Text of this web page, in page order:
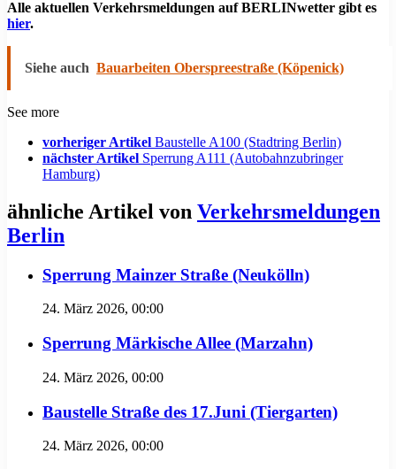
Alle aktuellen Verkehrsmeldungen auf BERLINwetter gibt es
hier.
Siehe auch Bauarbeiten Oberspreestraße (Köpenick)
See more
vorheriger Artikel Baustelle A100 (Stadtring Berlin)
nächster Artikel Sperrung A111 (Autobahnzubringer
Hamburg)
ähnliche Artikel von Verkehrsmeldungen
Berlin
Sperrung Mainzer Straße (Neukölln)
24. März 2026, 00:00
Sperrung Märkische Allee (Marzahn)
24. März 2026, 00:00
Baustelle Straße des 17.Juni (Tiergarten)
24. März 2026, 00:00